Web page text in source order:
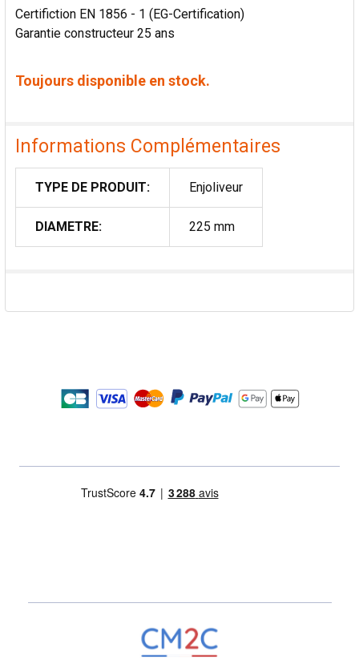
Certifiction EN 1856 - 1 (EG-Certification)
Garantie constructeur 25 ans
Toujours disponible en stock.
Informations Complémentaires
TYPE DE PRODUIT: Enjoliveur
DIAMETRE: 225 mm